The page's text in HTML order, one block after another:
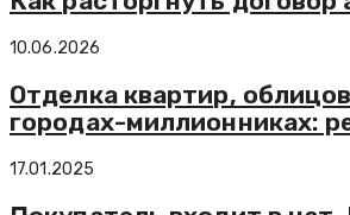
10.06.2026
Отделка квартир,
городах-миллионниках:
17.01.2025